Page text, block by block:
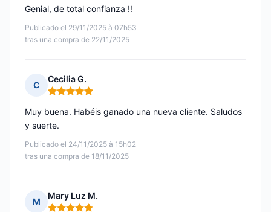
Publicado el 29/11/2025 à 07h53
tras una compra de 22/11/2025
Genial, de total confianza !!
C
Cecilia G.
Nota: 5 de 5
Publicado el 24/11/2025 à 15h02
tras una compra de 18/11/2025
Muy buena. Habéis ganado una nueva cliente. Saludos
y suerte.
M
Mary Luz M.